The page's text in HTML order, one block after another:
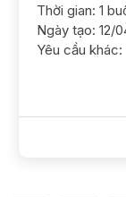
Thời gian: 1
Ngày tạo: 12/